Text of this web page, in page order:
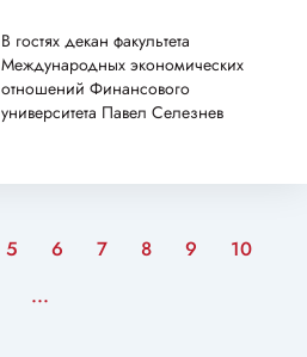
В гостях декан факультета
Международных экономических
отношений Финансового
университета Павел Селезнев
5 6 7 8 9
10
...